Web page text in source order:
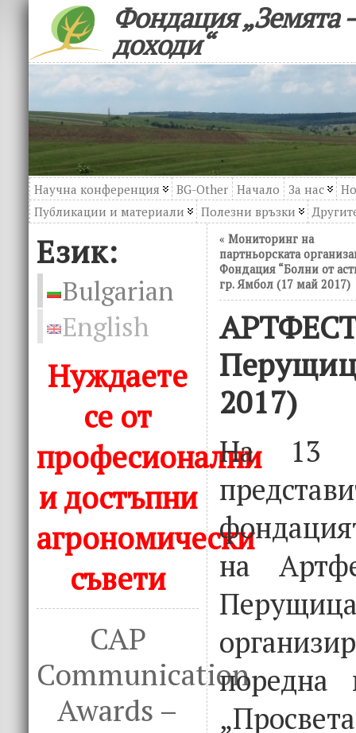
Фондация „Земята
доходи“
Научна конференция BG-Other Начало За нас
Публикации и материали
Полезни връзки
Език:
Bulgarian
English
Нуждаете
се от
професионални
и достъпни
агрономически
съвети
CAP
Communication
Awards –
« Мониторинг на
партньорската
Фондация “Болни от
гр. Ямбол (17 май 2017)
2017)
На 13
на